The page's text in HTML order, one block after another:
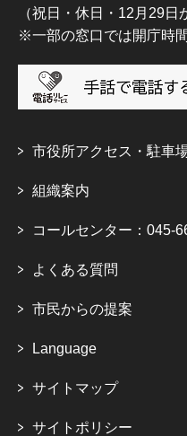
（祝日・休日・12月29日
※一部の窓口では開庁時
市役所アクセス・駐車
組織案内
コールセンター：045-
よくある質問
市民からの提案
Language
サイトマップ
サイトポリシー